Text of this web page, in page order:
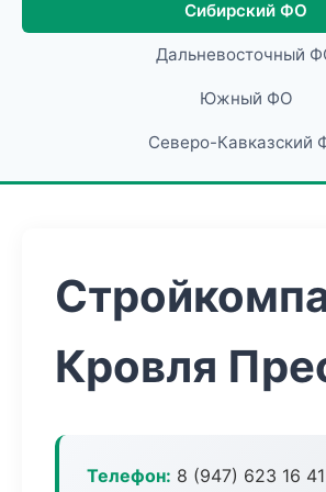
Сибирский ФО
Дальневосточный
Южный ФО
Северо-Кавказский
Кровля
Телефон: 8 (947) 623 16 41